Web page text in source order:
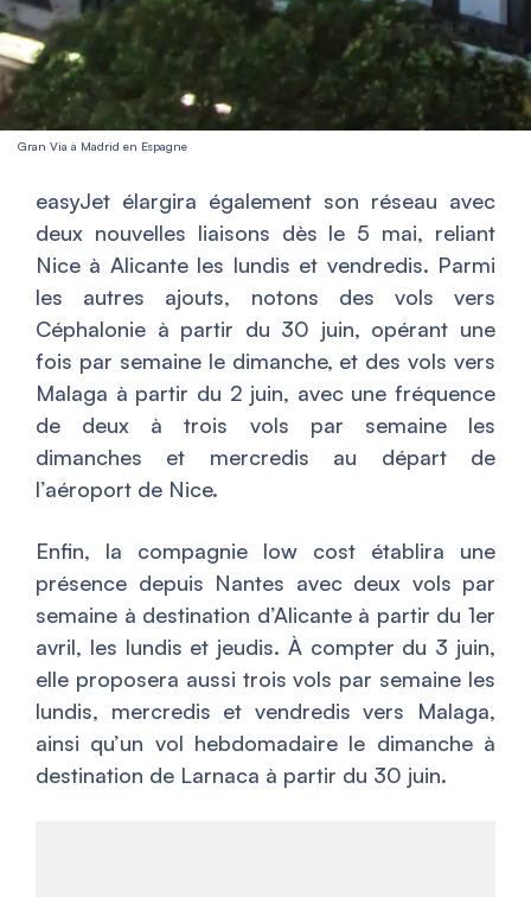
Gran Via à Madrid en Espagne
easyJet élargira également son réseau avec
deux nouvelles liaisons dès le 5 mai, reliant
Nice à Alicante les lundis et vendredis. Parmi
les autres ajouts, notons des vols vers
Céphalonie à partir du 30 juin, opérant une
fois par semaine le dimanche, et des vols vers
Malaga à partir du 2 juin, avec une fréquence
de deux à trois vols par semaine les
dimanches et mercredis au départ de
l’aéroport de Nice.
Enfin, la compagnie low cost établira une
présence depuis Nantes avec deux vols par
semaine à destination d’Alicante à partir du 1er
avril, les lundis et jeudis. À compter du 3 juin,
elle proposera aussi trois vols par semaine les
lundis, mercredis et vendredis vers Malaga,
ainsi qu’un vol hebdomadaire le dimanche à
destination de Larnaca à partir du 30 juin.